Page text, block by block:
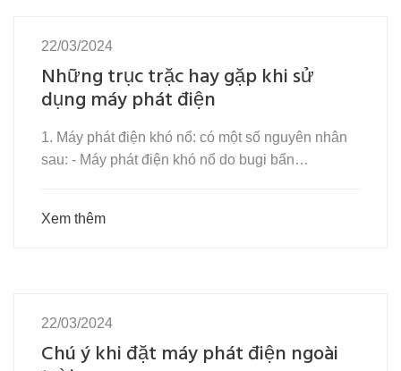
22/03/2024
Những trục trặc hay gặp khi sử
dụng máy phát điện
1. Máy phát điện khó nổ: có một số nguyên nhân
sau: - Máy phát điện khó nổ do bugi bẩn…
Xem thêm
22/03/2024
Chú ý khi đặt máy phát điện ngoài